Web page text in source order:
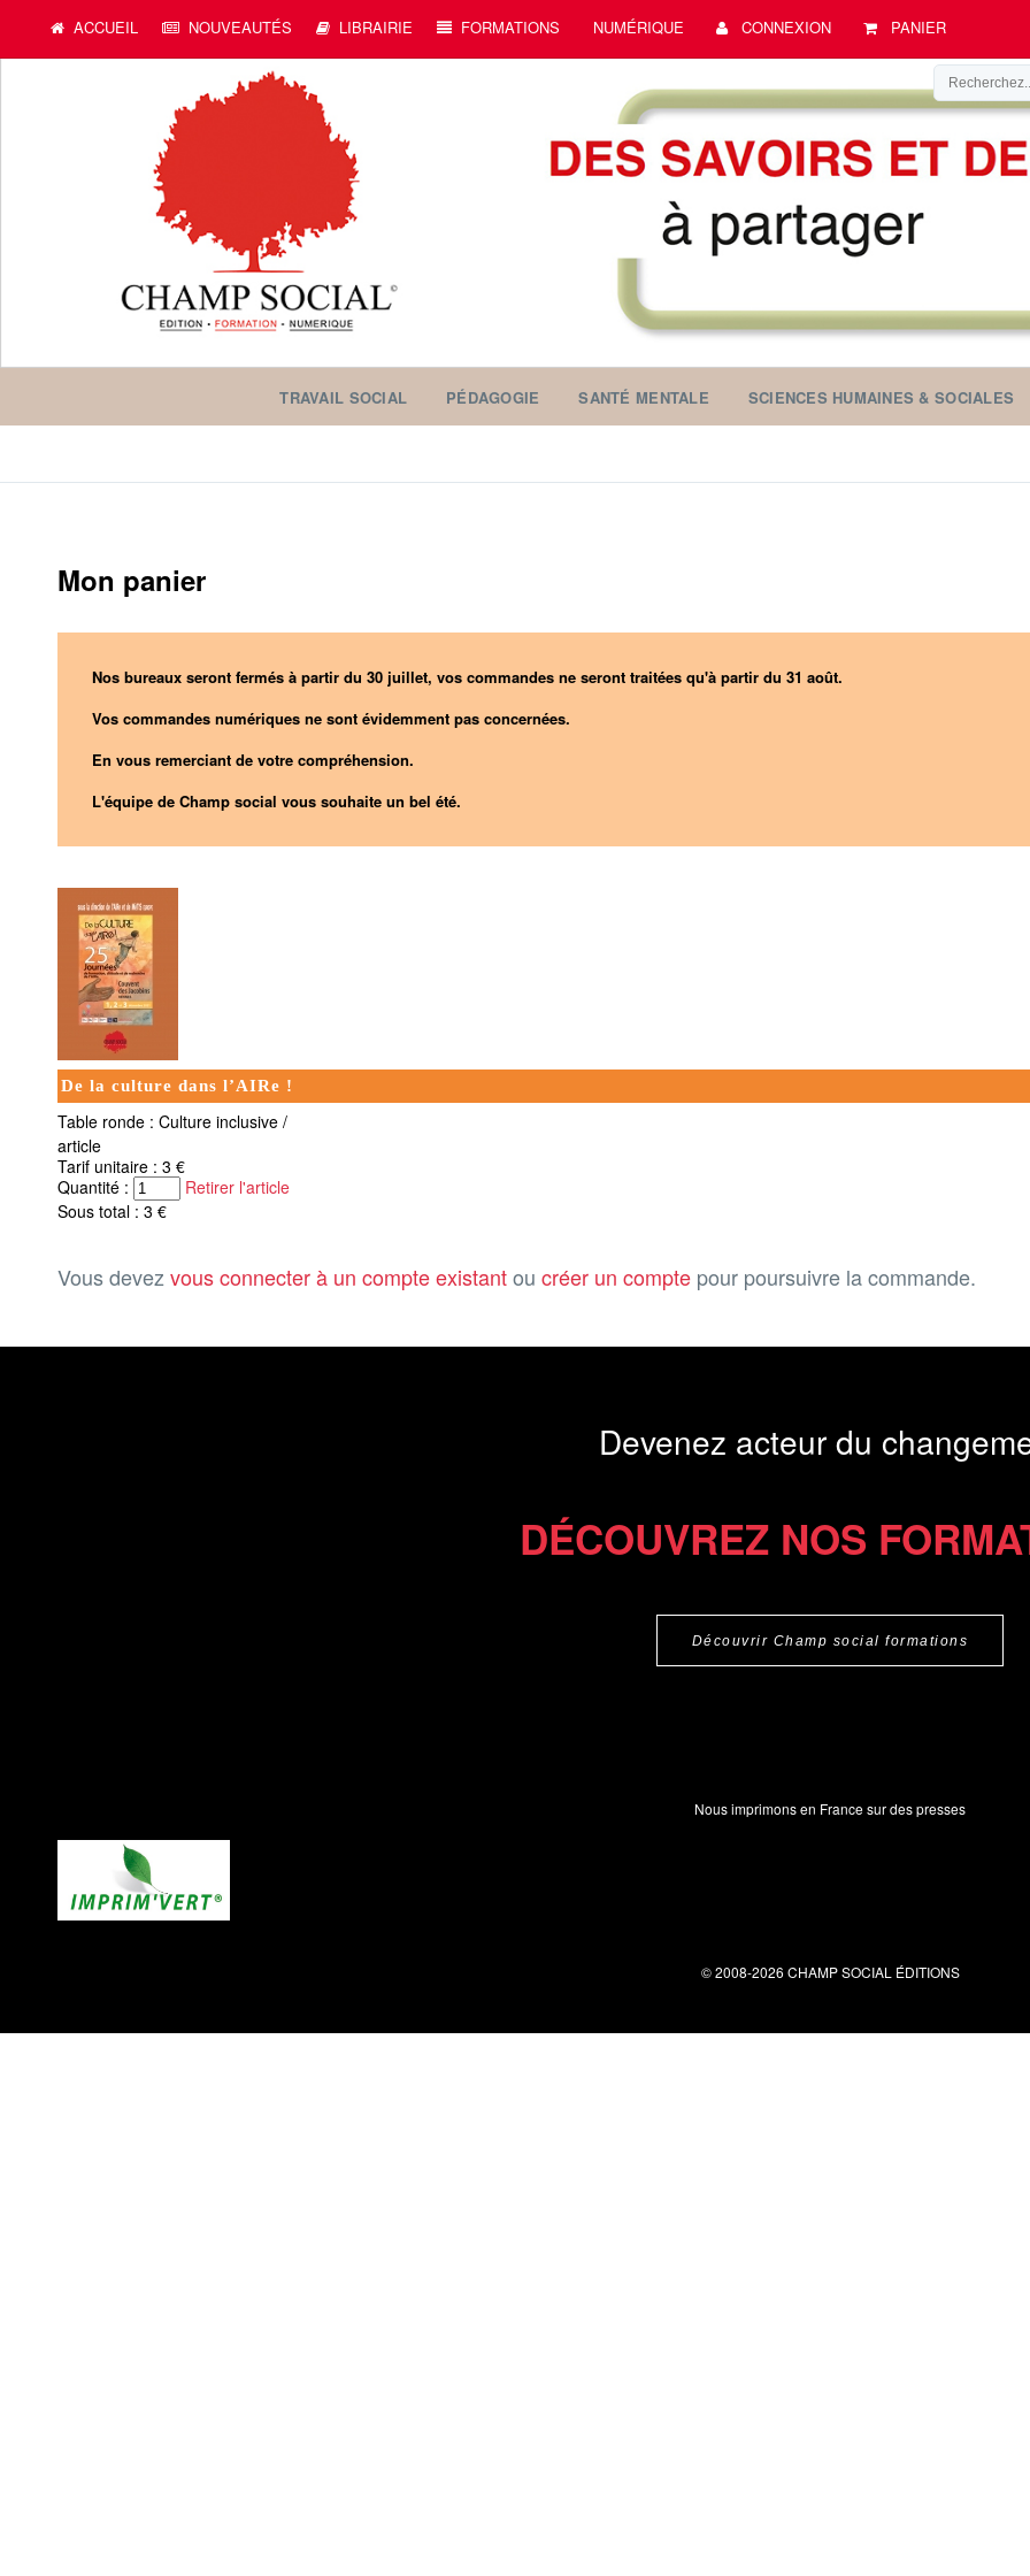
ACCUEIL NOUVEAUTÉS LIBRAIRIE FORMATIONS NUMÉRIQUE CONNEXION PANIER
TRAVAIL SOCIAL PÉDAGOGIE SANTÉ MENTALE SCIENCES HUMAINES & SOCIALES
Mon panier
Nos bureaux seront fermés à partir du 30 juillet, vos commandes ne seront traitées qu'à partir du 31 août.
Vos commandes numériques ne sont évidemment pas concernées.
En vous remerciant de votre compréhension.
L'équipe de Champ social vous souhaite un bel été.
De la culture dans l’AIRe !
Table ronde : Culture inclusive /
article
Tarif unitaire : 3 €
Quantité :
Retirer l'article
Sous total : 3 €
Vous devezvous connecter à un compte existantou créer un compte pour poursuivre la commande.
Devenez acteur du
DÉCOUVREZ NOS
Découvrir Champ social formations
Nous imprimons en France sur des presses
© 2008-2026 CHAMP SOCIAL ÉDITIONS